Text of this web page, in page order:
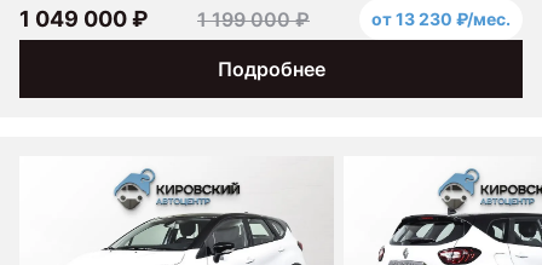
Подробнее
1 049 000 ₽ 1 199 000 ₽ от 13 230 ₽/мес.